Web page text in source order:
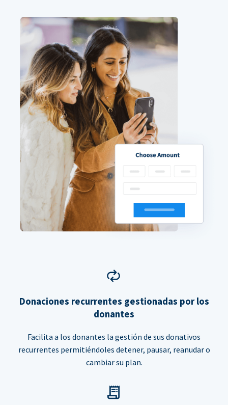
Donaciones recurrentes gestionadas por los
donantes
Facilita a los donantes la gestión de sus donativos
recurrentes permitiéndoles detener, pausar, reanudar o
cambiar su plan.